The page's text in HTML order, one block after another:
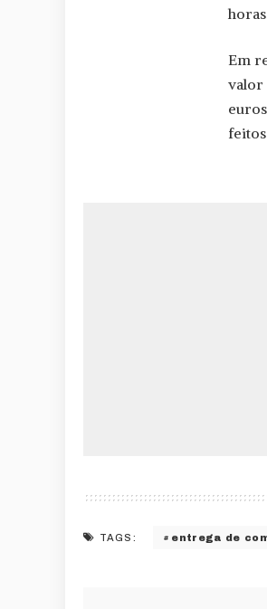
Em
valor
TAGS: entrega de